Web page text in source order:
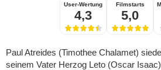
User-Wertung
4,3
Filmstarts
5,0
Paul Atreides (Timothee Chalamet)
seinem Vater Herzog Leto (Oscar